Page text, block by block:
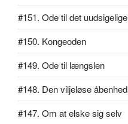
#151. Ode til det uudsigelige
#150. Kongeoden
#149. Ode til længslen
#148. Den viljeløse åbenhed
#147. Om at elske sig selv